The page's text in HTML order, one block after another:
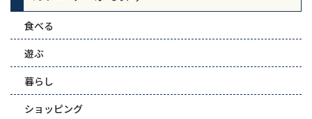
食べる
遊ぶ
暮らし
ショッピング